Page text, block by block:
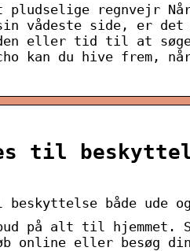
pludselige regnvejr
vådeste side, er
eller tid til at
kan du hive frem,
til
både ude
på alt til hjemmet.
online eller besøg din